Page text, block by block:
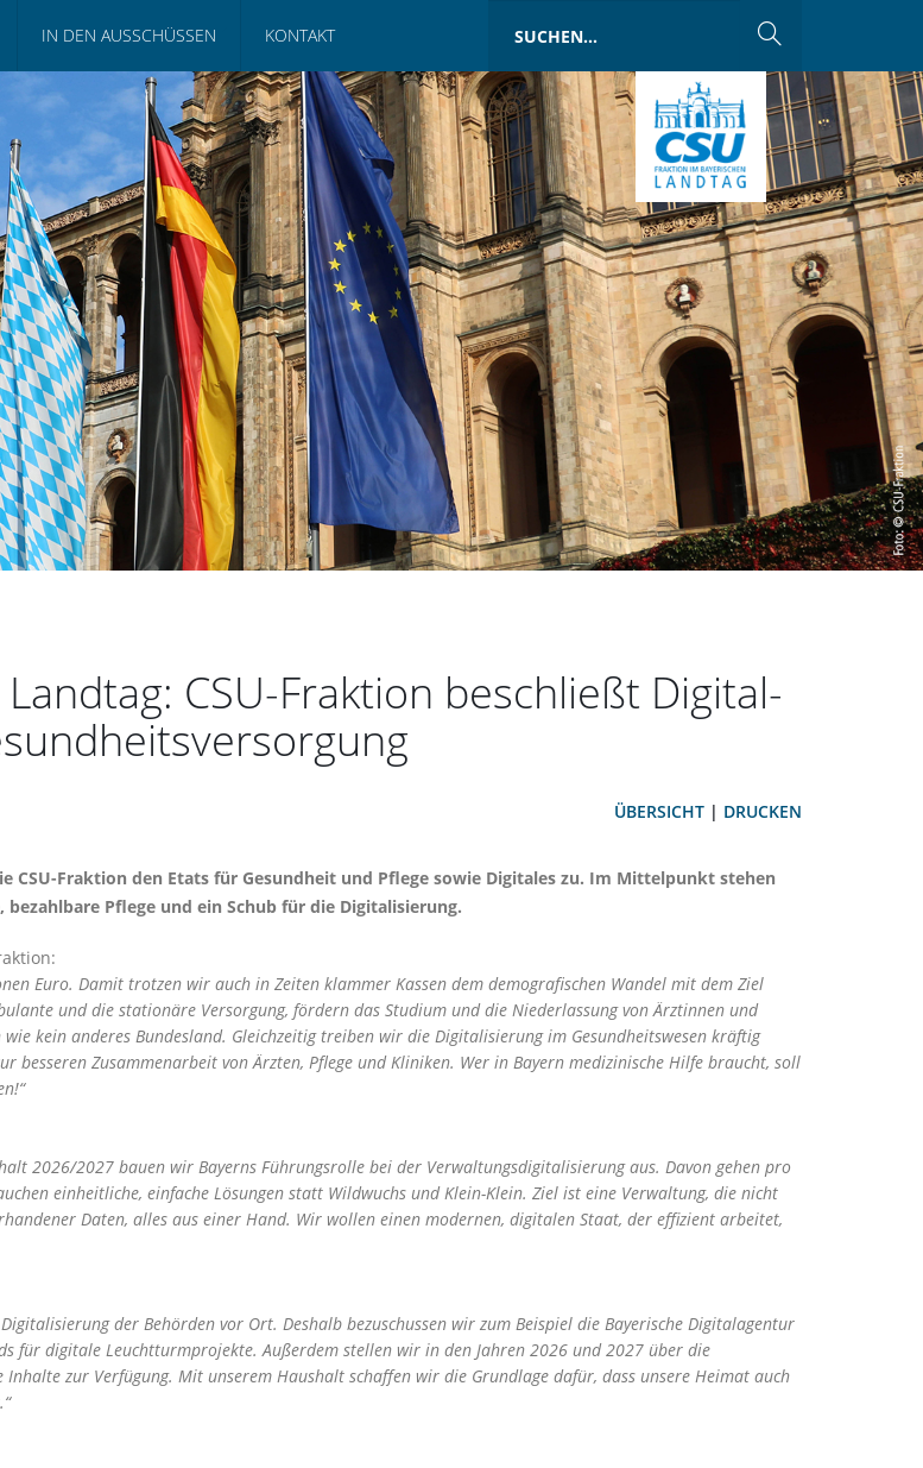
IN DEN AUSSCHÜSSEN KONTAKT
CSU-Fraktion beschließt Digital-
ÜBERSICHT | DRUCKEN
CSU-Fraktion den Etats für Gesundheit und Pflege sowie Digitales zu. Im Mittelpunkt stehen
Pflege und ein Schub für die Digitalisierung.
Euro. Damit trotzen wir auch in Zeiten klammer Kassen dem demografischen Wandel mit dem Ziel
und die stationäre Versorgung, fördern das Studium und die Niederlassung von Ärztinnen und
kein anderes Bundesland. Gleichzeitig treiben wir die Digitalisierung im Gesundheitswesen kräftig
besseren Zusammenarbeit von Ärzten, Pflege und Kliniken. Wer in Bayern medizinische Hilfe braucht, soll
2026/2027 bauen wir Bayerns Führungsrolle bei der Verwaltungsdigitalisierung aus. Davon gehen pro
einheitliche, einfache Lösungen statt Wildwuchs und Klein-Klein. Ziel ist eine Verwaltung, die nicht
Daten, alles aus einer Hand. Wir wollen einen modernen, digitalen Staat, der effizient arbeitet,
der Behörden vor Ort. Deshalb bezuschussen wir zum Beispiel die Bayerische Digitalagentur
digitale Leuchtturmprojekte. Außerdem stellen wir in den Jahren 2026 und 2027 über die
zur Verfügung. Mit unserem Haushalt schaffen wir die Grundlage dafür, dass unsere Heimat auch